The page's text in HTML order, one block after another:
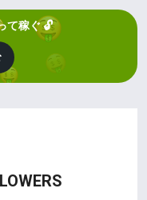
て稼ぐ 🔓